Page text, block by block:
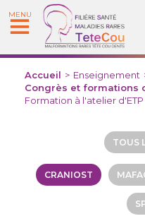
MENU
Accueil > Enseignement
Congrès et formations
Formation à l'atelier d'ETP
TOUS
CRANIOST